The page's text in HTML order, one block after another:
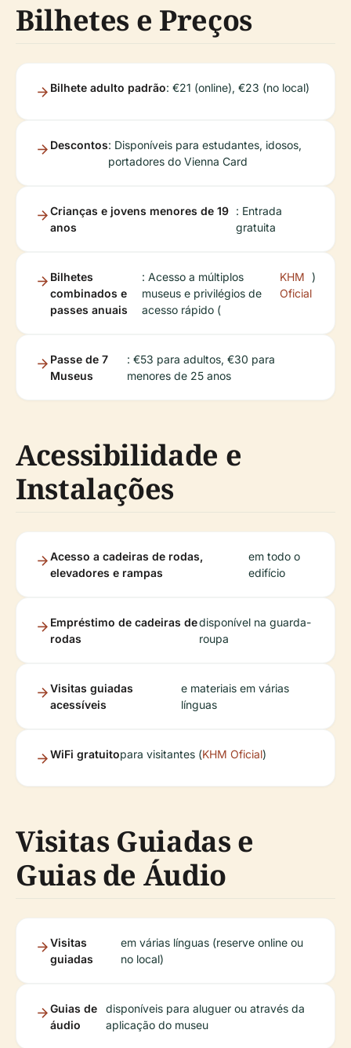
Bilhetes e Preços
Bilhete adulto padrão: €21 (online), €23 (no local)
Descontos: Disponíveis para estudantes, idosos,
portadores do Vienna Card
Crianças e jovens menores de 19
anos
: Entrada
gratuita
Bilhetes
combinados e
passes anuais
: Acesso a múltiplos
museus e privilégios de
acesso rápido (
KHM
Oficial
)
Passe de 7
Museus
: €53 para adultos, €30 para
menores de 25 anos
Acessibilidade e
Instalações
Acesso a cadeiras de rodas,
elevadores e rampas
em todo o
edifício
Empréstimo de cadeiras de
rodas
disponível na guarda-
roupa
Visitas guiadas
acessíveis
e materiais em várias
línguas
WiFi gratuitopara visitantes (KHM Oficial)
Visitas Guiadas e
Guias de Áudio
Visitas
guiadas
em várias línguas (reserve online ou
no local)
Guias de
áudio
disponíveis para aluguer ou através da
aplicação do museu